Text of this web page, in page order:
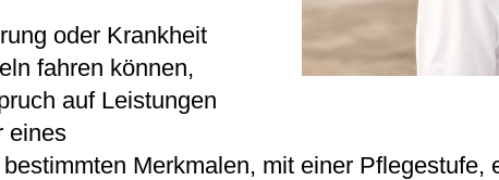
oder Krankheit
fahren können,
auf Leistungen
eines
Merkmalen, mit einer Pflegestufe,